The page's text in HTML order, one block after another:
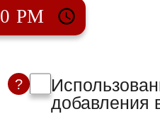
?
добавления